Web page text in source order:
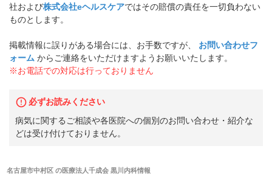
社および株式会社eヘルスケアではその賠償の責任を一切負わない
ものとします。
掲載情報に誤りがある場合には、お手数ですが、
お問い合わせフ
ォーム からご連絡をいただけますようお願いいたします。
※お電話での対応は行っておりません
必ずお読みください
病気に関するご相談や各医院への個別のお問い合わせ・紹介な
どは受け付けておりません。
名古屋市中村区の医療法人千成会 黒川内科情報